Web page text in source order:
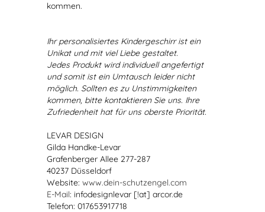
kommen.
Ihr personalisiertes Kindergeschirr ist ein
Unikat und mit viel Liebe gestaltet.
Jedes Produkt wird individuell angefertigt
und somit ist ein Umtausch leider nicht
möglich. Sollten es zu Unstimmigkeiten
kommen, bitte kontaktieren Sie uns. Ihre
Zufriedenheit hat für uns oberste Priorität.
LEVAR DESIGN
Gilda Handke-Levar
Grafenberger Allee 277-287
40237 Düsseldorf
Website: www.dein-schutzengel.com
E-Mail: infodesignlevar [!at] arcor.de
Telefon: 017653917718